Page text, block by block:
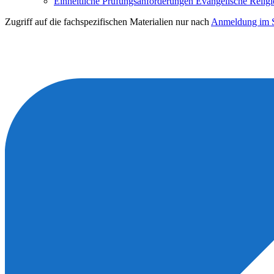
Zugriff auf die fachspezifischen Materialien nur nach Anmeldung im